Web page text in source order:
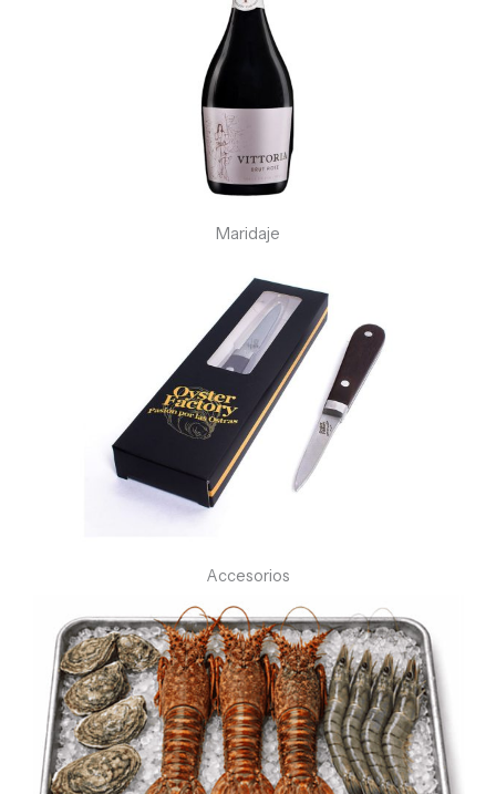
Maridaje
Accesorios